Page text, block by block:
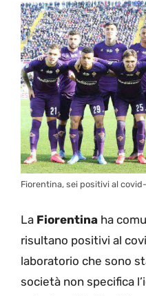
Fiorentina, sei positivi al
La Fiorentina ha
risultano positivi al
laboratorio che sono
società non specifica